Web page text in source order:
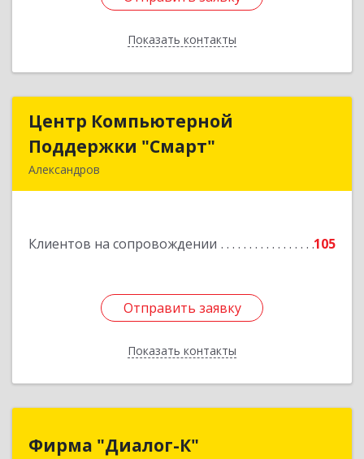
Показать контакты
Назад
Центр Компьютерной
Поддержки "Смарт"
Александров
Клиентов на сопровождении 105
Отправить заявку
Показать контакты
Центр Компьютерной
Поддержки "Смарт"
Отправить заявку
Назад
Фирма "Диалог-К"